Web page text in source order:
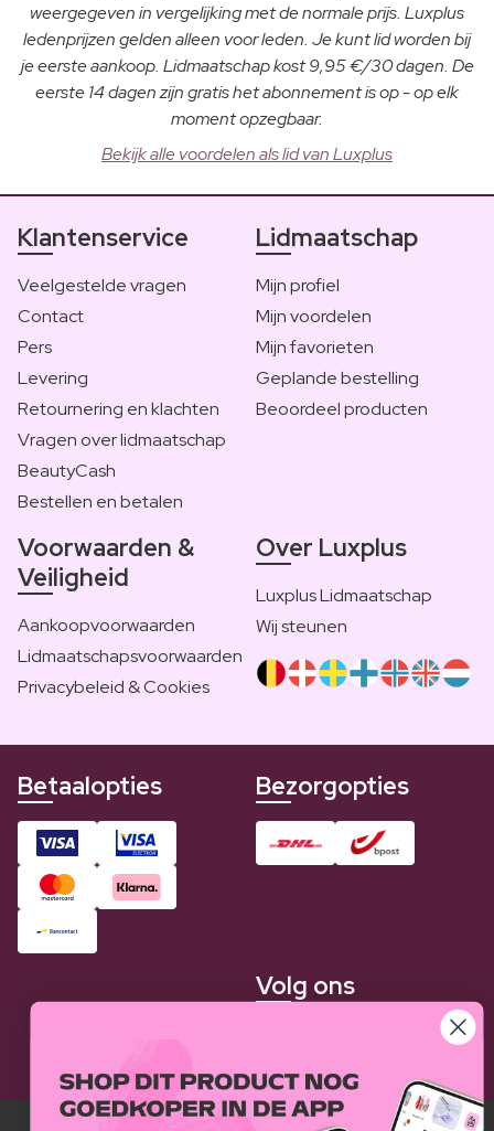
weergegeven in vergelijking met de normale prijs. Luxplus
ledenprijzen gelden alleen voor leden. Je kunt lid worden bij
je eerste aankoop. Lidmaatschap kost 9,95 €/30 dagen. De
eerste 14 dagen zijn gratis het abonnement is op - op elk
moment opzegbaar.
Bekijk alle voordelen als lid van Luxplus
Klantenservice
Veelgestelde vragen
Contact
Pers
Levering
Retournering en klachten
Vragen over lidmaatschap
BeautyCash
Bestellen en betalen
Lidmaatschap
Mijn profiel
Mijn voordelen
Mijn favorieten
Geplande bestelling
Beoordeel producten
Voorwaarden &
Veiligheid
Aankoopvoorwaarden
Lidmaatschapsvoorwaarden
Privacybeleid & Cookies
Over Luxplus
Luxplus Lidmaatschap
Wij steunen
Betaalopties Bezorgopties
Volg ons